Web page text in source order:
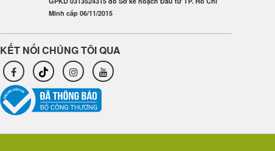
Minh cấp 06/11/2015
KẾT NỐI CHÚNG TÔI QUA